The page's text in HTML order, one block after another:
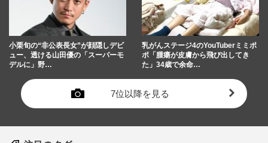
小栗旬の“非公表長女”が顔隠しデビ
ュー、透ける山田優の「スーパーモ
デルに」野…
乳がんステージ4のYouTuberミミポ
ポ「腫瘍が皮膚から飛び出してき
た」34歳で余命…
7位以降を見る